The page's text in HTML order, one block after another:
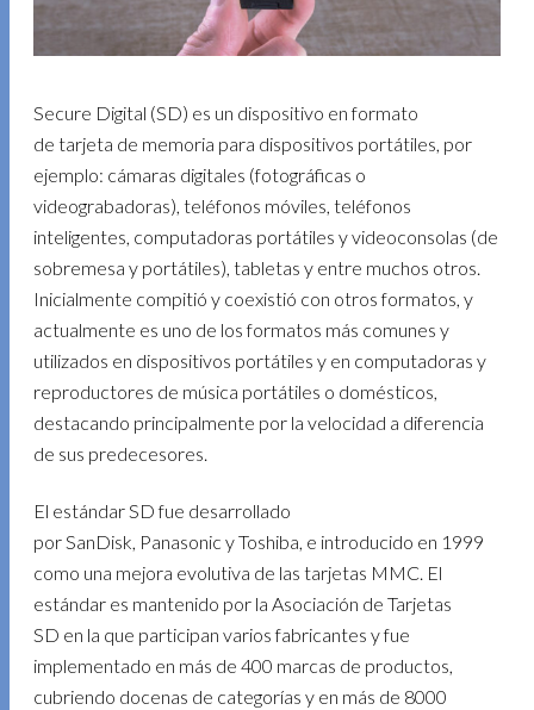
Secure Digital (SD) es un dispositivo en formato
de tarjeta de memoria para dispositivos portátiles, por
ejemplo: cámaras digitales (fotográficas o
videograbadoras), teléfonos móviles, teléfonos
inteligentes, computadoras portátiles y videoconsolas (de
sobremesa y portátiles), tabletas y entre muchos otros.
Inicialmente compitió y coexistió con otros formatos, y
actualmente es uno de los formatos más comunes y
utilizados en dispositivos portátiles y en computadoras y
reproductores de música portátiles o domésticos,
destacando principalmente por la velocidad a diferencia
de sus predecesores.
El estándar SD fue desarrollado
por SanDisk, Panasonic y Toshiba, e introducido en 1999
como una mejora evolutiva de las tarjetas MMC. El
estándar es mantenido por la Asociación de Tarjetas
SD en la que participan varios fabricantes y fue
implementado en más de 400 marcas de productos,
cubriendo docenas de categorías y en más de 8000